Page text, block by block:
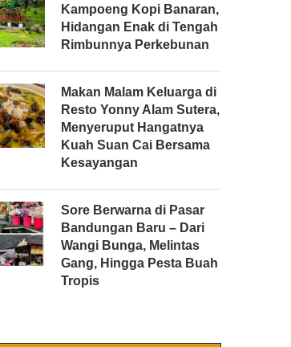
Kampoeng Kopi Banaran,
Hidangan Enak di Tengah
Rimbunnya Perkebunan
Makan Malam Keluarga di
Resto Yonny Alam Sutera,
Menyeruput Hangatnya
Kuah Suan Cai Bersama
Kesayangan
Sore Berwarna di Pasar
Bandungan Baru – Dari
Wangi Bunga, Melintas
Gang, Hingga Pesta Buah
Tropis